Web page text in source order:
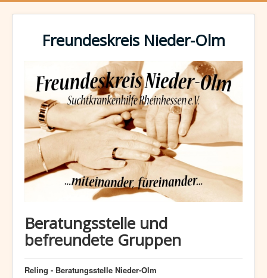
Freundeskreis Nieder-Olm
Beratungsstelle und
befreundete Gruppen
Reling - Beratungsstelle Nieder-Olm